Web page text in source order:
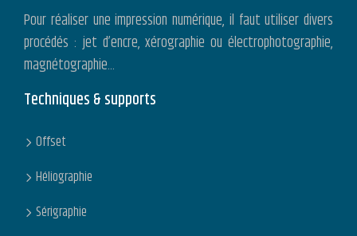
Pour réaliser une impression numérique, il faut utiliser divers
procédés : jet d’encre, xérographie ou électrophotographie,
magnétographie…
Techniques & supports
Offset
Héliographie
Sérigraphie